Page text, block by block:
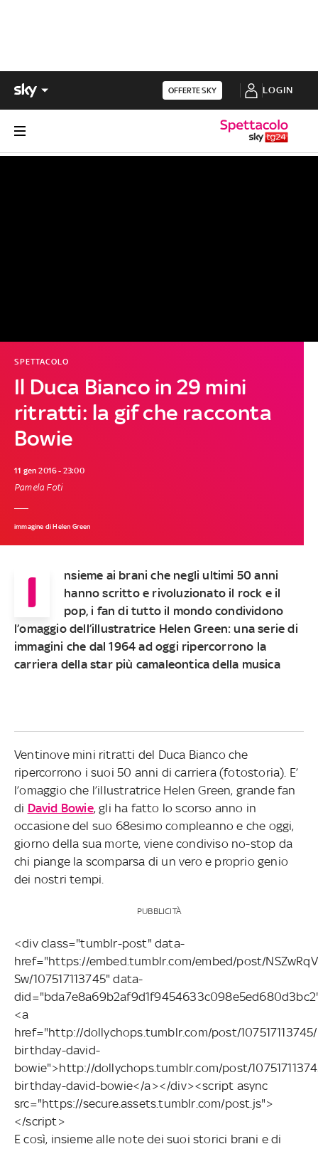
OFFERTE SKY LOGIN
Il Duca Bianco in 29 mini
ritratti: la gif che racconta
Bowie
SPETTACOLO
11 gen 2016 - 23:00
Pamela Foti
immagine di Helen Green
I
nsieme ai brani che negli ultimi 50 anni
hanno scritto e rivoluzionato il rock e il
pop, i fan di tutto il mondo condividono
l’omaggio dell’illustratrice Helen Green: una serie di
immagini che dal 1964 ad oggi ripercorrono la
carriera della star più camaleontica della musica
Ventinove mini ritratti del Duca Bianco che
ripercorrono i suoi 50 anni di carriera (fotostoria). E’
l’omaggio che l’illustratrice Helen Green, grande fan
di David Bowie, gli ha fatto lo scorso anno in
occasione del suo 68esimo compleanno e che oggi,
giorno della sua morte, viene condiviso no-stop da
chi piange la scomparsa di un vero e proprio genio
dei nostri tempi.
PUBBLICITÀ
<div class="tumblr-post" data-
href="https://embed.tumblr.com/embed/post/
Sw/107517113745" data-
<a
href="http://dollychops.tumblr.com/post/
birthday-david-
bowie">http://dollychops.tumblr.com/post/
birthday-david-bowie</a></div><script async
src="https://secure.assets.tumblr.com/post.js">
</script>
E così, insieme alle note dei suoi storici brani e di